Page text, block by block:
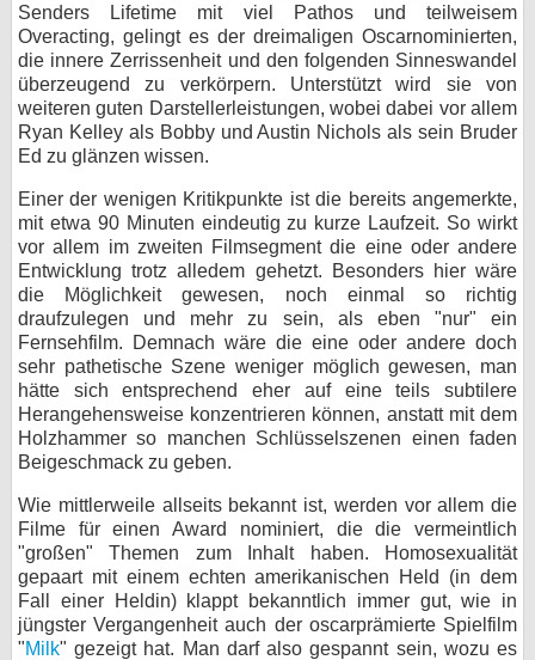
Senders Lifetime mit viel Pathos und teilweisem
Overacting, gelingt es der dreimaligen Oscarnominierten,
die innere Zerrissenheit und den folgenden Sinneswandel
überzeugend zu verkörpern. Unterstützt wird sie von
weiteren guten Darstellerleistungen, wobei dabei vor allem
Ryan Kelley als Bobby und Austin Nichols als sein Bruder
Ed zu glänzen wissen.
Einer der wenigen Kritikpunkte ist die bereits angemerkte,
mit etwa 90 Minuten eindeutig zu kurze Laufzeit. So wirkt
vor allem im zweiten Filmsegment die eine oder andere
Entwicklung trotz alledem gehetzt. Besonders hier wäre
die Möglichkeit gewesen, noch einmal so richtig
draufzulegen und mehr zu sein, als eben "nur" ein
Fernsehfilm. Demnach wäre die eine oder andere doch
sehr pathetische Szene weniger möglich gewesen, man
hätte sich entsprechend eher auf eine teils subtilere
Herangehensweise konzentrieren können, anstatt mit dem
Holzhammer so manchen Schlüsselszenen einen faden
Beigeschmack zu geben.
Wie mittlerweile allseits bekannt ist, werden vor allem die
Filme für einen Award nominiert, die die vermeintlich
"großen" Themen zum Inhalt haben. Homosexualität
gepaart mit einem echten amerikanischen Held (in dem
Fall einer Heldin) klappt bekanntlich immer gut, wie in
jüngster Vergangenheit auch der oscarprämierte Spielfilm
"Milk" gezeigt hat. Man darf also gespannt sein, wozu es